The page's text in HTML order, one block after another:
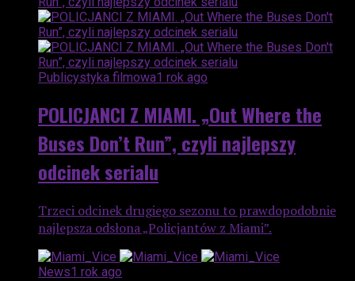
Publicystyka filmowa1 rok ago
POLICJANCI Z MIAMI. „Out Where the
Buses Don’t Run”, czyli najlepszy
odcinek serialu
Trzeci odcinek drugiego sezonu to prawdopodobnie
najlepsza odsłona „Policjantów z Miami”.
News1 rok ago